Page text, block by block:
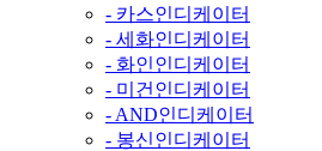
- 카스인디케이터
- 세화인디케이터
- 화인인디케이터
- 미건인디케이터
- AND인디케이터
- 봉신인디케이터